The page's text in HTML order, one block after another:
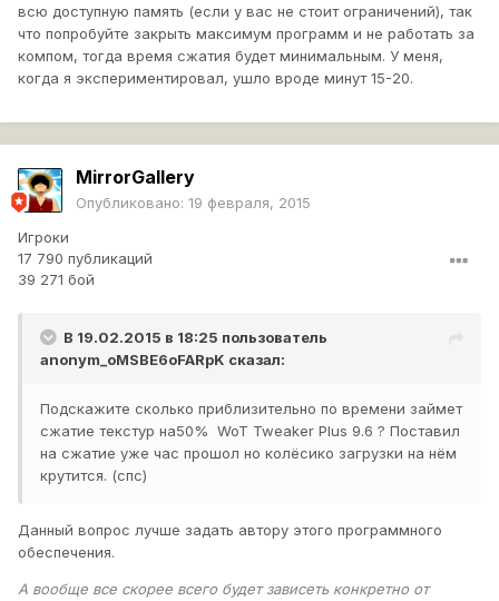
всю доступную память (если у вас не стоит ограничений), так
что попробуйте закрыть максимум программ и не работать за
компом, тогда время сжатия будет минимальным. У меня,
когда я экспериментировал, ушло вроде минут 15-20.
MirrorGallery
Опубликовано: 19 февраля, 2015
Игроки
17 790 публикаций
39 271 бой
В 19.02.2015 в 18:25 пользователь
anonym_oMSBE6oFARpK сказал:
Подскажите сколько приблизительно по времени займет
сжатие текстур на50% WoT Tweaker Plus 9.6 ? Поставил
на сжатие уже час прошол но колёсико загрузки на нём
крутится. (спс)
Данный вопрос лучше задать автору этого программного
обеспечения.
А вообще все скорее всего будет зависеть конкретно от